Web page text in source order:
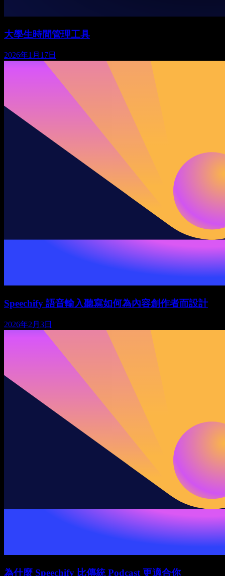
大學生時間管理工具
2026年1月17日
Speechify 語音輸入聽寫如何為內容創作者而設計
2026年2月3日
為什麼 Speechify 比傳統 Podcast 更適合你